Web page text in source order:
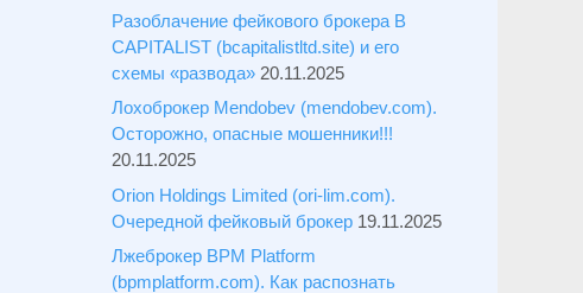
Разоблачение фейкового брокера B
CAPITALIST (bcapitalistltd.site) и его
схемы «развода» 20.11.2025
Лохоброкер Mendobev (mendobev.com).
Осторожно, опасные мошенники!!!
20.11.2025
Orion Holdings Limited (ori-lim.com).
Очередной фейковый брокер 19.11.2025
Лжеброкер BPM Platform
(bpmplatform.com). Как распознать